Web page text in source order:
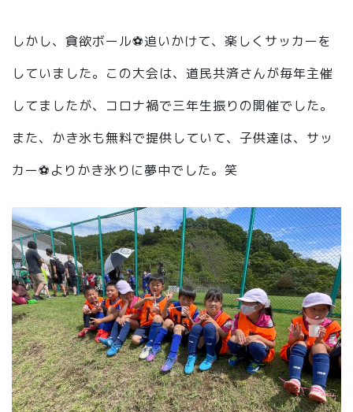
しかし、貪欲ボール⚽️追いかけて、楽しくサッカーを
していました。この大会は、道民共済さんが毎年主催
してましたが、コロナ禍で三年生振りの開催でした。
また、かき氷も無料で提供していて、子供達は、サッ
カー⚽️よりかき氷りに夢中でした。笑